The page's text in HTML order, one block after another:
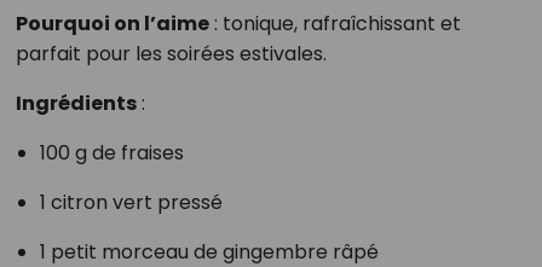
Pourquoi on l’aime: tonique, rafraîchissant et
parfait pour les soirées estivales.
Ingrédients:
100 g de fraises
1 citron vert pressé
1 petit morceau de gingembre râpé